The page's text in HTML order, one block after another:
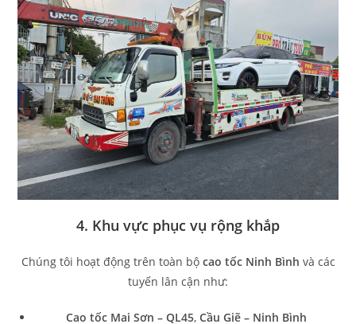
4. Khu vực phục vụ rộng khắp
Chúng tôi hoạt động trên toàn bộ cao tốc Ninh Bình và các
tuyến lân cận như:
Cao tốc Mai Sơn – QL45, Cầu Giẽ – Ninh Bình